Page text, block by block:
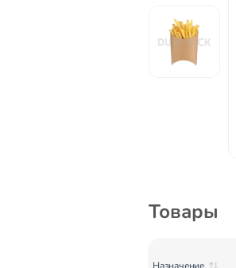
Товары
Назначение